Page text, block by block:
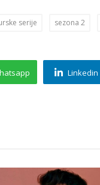
serije sezona 2
Linkedin